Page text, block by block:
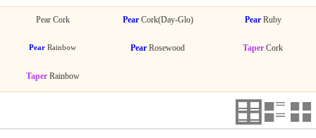
Pear Cork PearCork(Day-Glo) PearRuby
Pear Rainbow Pear Rosewood Taper Cork
TaperRainbow